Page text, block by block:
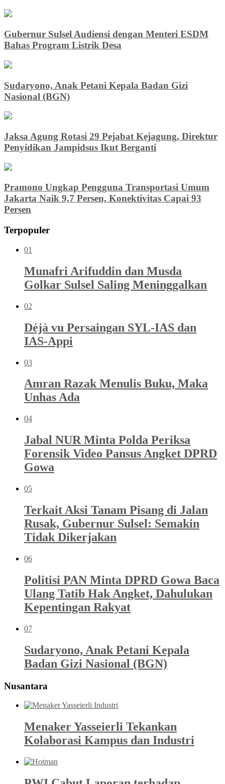
Gubernur Sulsel Audiensi dengan Menteri ESDM
Bahas Program Listrik Desa
Sudaryono, Anak Petani Kepala Badan Gizi
Nasional (BGN)
Jaksa Agung Rotasi 29 Pejabat Kejagung, Direktur
Penyidikan Jampidsus Ikut Berganti
Pramono Ungkap Pengguna Transportasi Umum
Jakarta Naik 9,7 Persen, Konektivitas Capai 93
Persen
Terpopuler
01
Munafri Arifuddin dan Musda
Golkar Sulsel Saling Meninggalkan
02
Déjà vu Persaingan SYL-IAS dan
IAS-Appi
03
Amran Razak Menulis Buku, Maka
Unhas Ada
04
Jabal NUR Minta Polda Periksa
Forensik Video Pansus Angket DPRD
Gowa
05
Terkait Aksi Tanam Pisang di Jalan
Rusak, Gubernur Sulsel: Semakin
Tidak Dikerjakan
06
Politisi PAN Minta DPRD Gowa Baca
Ulang Tatib Hak Angket, Dahulukan
Kepentingan Rakyat
07
Sudaryono, Anak Petani Kepala
Badan Gizi Nasional (BGN)
Nusantara
Menaker Yasseierli Tekankan
Kolaborasi Kampus dan Industri